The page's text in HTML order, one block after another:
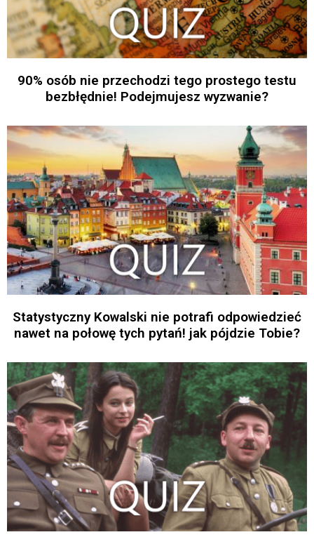
90% osób nie przechodzi tego prostego testu
bezbłędnie! Podejmujesz wyzwanie?
Statystyczny Kowalski nie potrafi odpowiedzieć
nawet na połowę tych pytań! jak pójdzie Tobie?